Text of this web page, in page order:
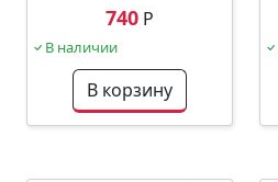
740 Р
В наличии
В корзину